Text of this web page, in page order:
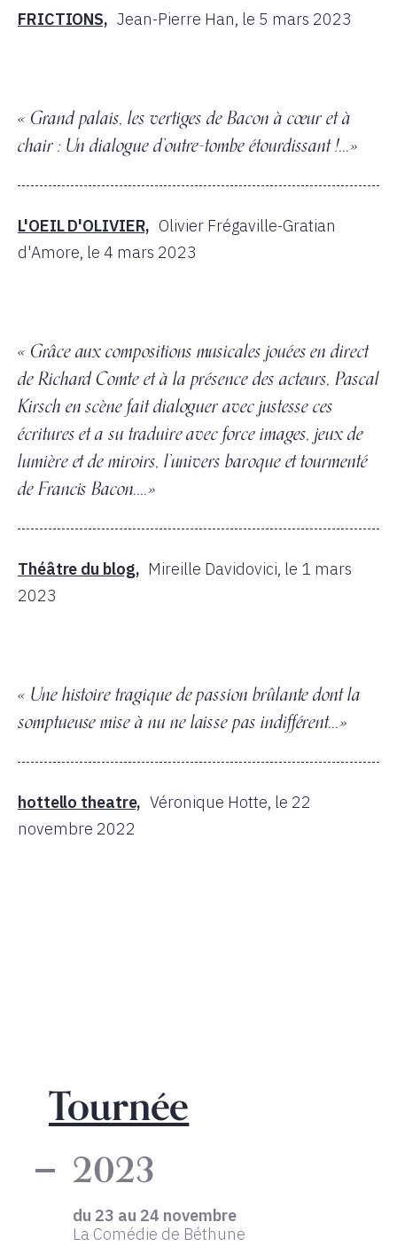
FRICTIONS, Jean-Pierre Han, le 5 mars 2023
« Grand palais, les vertiges de Bacon à cœur et à
chair : Un dialogue d’outre-tombe étourdissant !...»
L'OEIL D'OLIVIER, Olivier Frégaville-Gratian
d'Amore, le 4 mars 2023
« Grâce aux compositions musicales jouées en direct
de Richard Comte et à la présence des acteurs, Pascal
Kirsch en scène fait dialoguer avec justesse ces
écritures et a su traduire avec force images, jeux de
lumière et de miroirs, l’univers baroque et tourmenté
de Francis Bacon....»
Théâtre du blog, Mireille Davidovici, le 1 mars
2023
« Une histoire tragique de passion brûlante dont la
somptueuse mise à nu ne laisse pas indifférent...»
hottello theatre, Véronique Hotte, le 22
novembre 2022
Tournée
2023
du 23 au 24 novembre
La Comédie de Béthune